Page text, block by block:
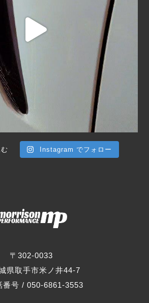
〒302-0033
県取手市米ノ井44-7
番号 / 050-6861-3553
Instagram でフォロー